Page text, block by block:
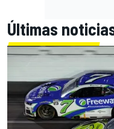
Últimas